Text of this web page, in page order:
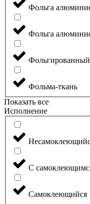
Фольга
Фольга
Фольма-ткань
Показать все
Исполнение
С
Самоклеющийся